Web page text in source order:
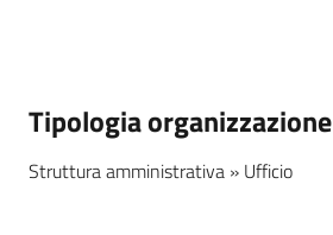
Tutelare
Impresa
e
Tipologia organizzazione
Struttura amministrativa » Ufficio